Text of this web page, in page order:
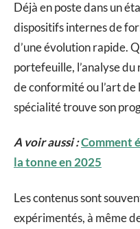
Déjà en poste dans un
dispositifs internes de
d’une évolution rapide.
portefeuille, l’analyse
de conformité ou l’art
spécialité trouve son
A voir aussi :Comment
la tonne en 2025
Les contenus sont
expérimentés, à même